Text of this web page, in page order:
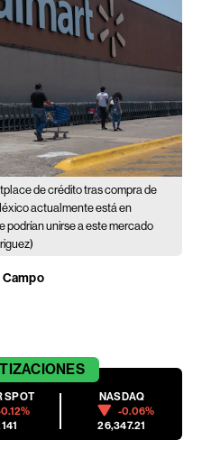
de crédito tras compra de
actualmente está en
podrían unirse a este mercado
Campo
SPOT
NASDAQ
-0.06%
26,347.21